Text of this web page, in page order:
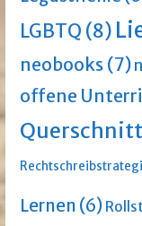
LGBTQ (8)
neobooks (7)
offene
Lernen (6)